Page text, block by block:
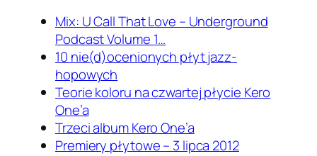
Mix: U Call That Love – Underground
Podcast Volume 1…
10 nie(d)ocenionych płyt jazz-
hopowych
Teorie koloru na czwartej płycie Kero
One’a
Trzeci album Kero One’a
Premiery płytowe – 3 lipca 2012